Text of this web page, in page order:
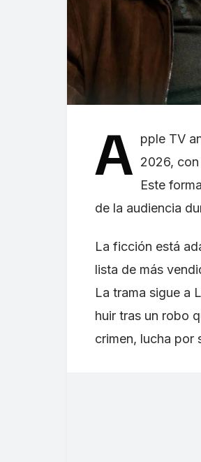
A pple TV
2026,
Este
de la audiencia
La ficción está
lista de más
La trama sigue a
huir tras un robo
crimen, lucha por